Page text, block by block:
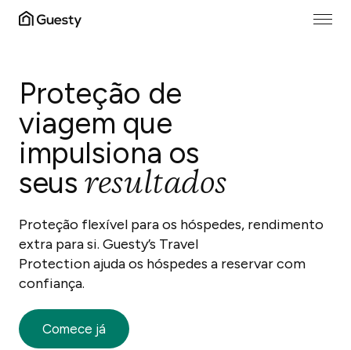
Proteção de
viagem que
impulsiona os
seus resultados
Proteção flexível para os hóspedes, rendimento
extra para si. Guesty’s Travel
Protection ajuda os hóspedes a reservar com
confiança.
Comece já